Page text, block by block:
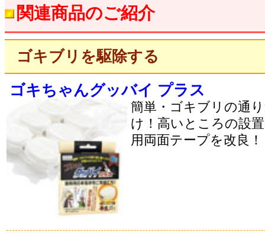
関連商品のご紹介
ゴキブリを駆除する
ゴキちゃんグッバイ プラス
簡単・ゴキブリの通
け！高いところの設
用両面テープを改良！